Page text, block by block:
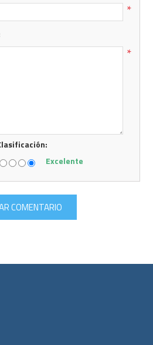
*
*
Excelente